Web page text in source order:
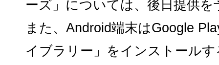
ーズ」については、後日提供
また、Android端末はGoogle
イブラリー」をインストール